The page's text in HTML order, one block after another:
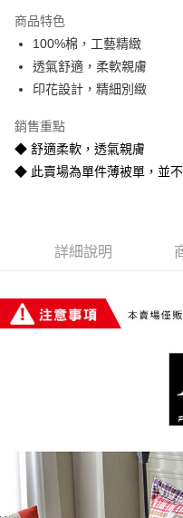
街口支付
悠遊付
全盈+PAY
AFTEE先享後付
便利好安心！
３．安心：先確認商品／服務後，
【「AFTEE先享後付」結帳流程】
結帳頁面，進行簡訊認證並確認
２．訂單成立數日內，您將收到
３．收到繳費通知簡訊後14天內
ATM／網路銀行／等多元方式進
※ 請注意：結帳手續完成當下不
※ 交易是否成功請以「AFTEE先
是否繳費成功／繳費後需取消欲
客戶支援中心」
https://
宅配
每筆NT$80
商品特色
100%棉，工藝精緻
透氣舒適，柔軟親膚
印花設計，精細別緻
銷售重點
◆ 舒適柔軟，透氣親膚
◆ 此賣場為單件薄被單，並
詳細說明